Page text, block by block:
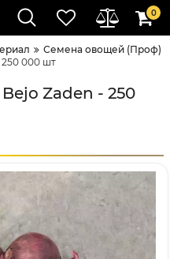
0
Семена овощей (Проф)
000 шт
Zaden - 250